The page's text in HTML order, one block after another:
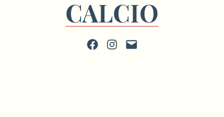
CALCIO
FacebookInstagram
scrivi